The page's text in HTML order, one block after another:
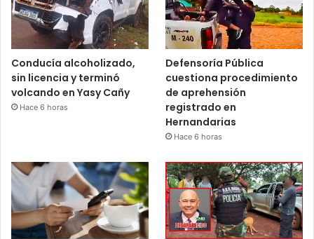
Conducía alcoholizado,
sin licencia y terminó
volcando en Yasy Cañy
Hace 6 horas
Defensoría Pública
cuestiona procedimiento
de aprehensión
registrado en
Hernandarias
Hace 6 horas